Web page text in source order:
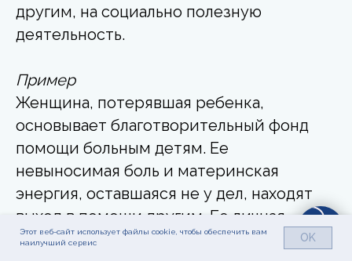
другим, на социально полезную
деятельность.
Пример
Женщина, потерявшая ребенка,
основывает благотворительный фонд
помощи больным детям. Ее
невыносимая боль и материнская
энергия, оставшаяся не у дел, находят
выход в помощи другим. Ее личная
трагедия трансформируется в дело
Этот веб-сайт использует файлы cookie, чтобы обеспечить вам
наилучший сервис
OK